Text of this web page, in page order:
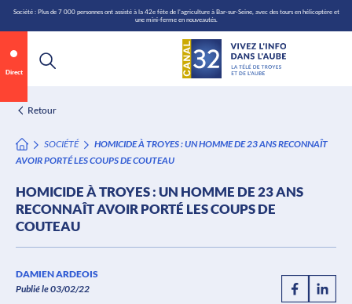
Aller
au
contenu
Société : Plus de 7 000 personnes ont assisté à la 42e fête de l'agriculture à Bar-sur-Seine, avec des tours en hélicoptère et
une mini-ferme en nouveautés.
Direct
Retour
SOCIÉTÉ
HOMICIDE À TROYES : UN HOMME DE 23 ANS RECONNAÎT
AVOIR PORTÉ LES COUPS DE COUTEAU
HOMICIDE À TROYES : UN HOMME DE 23 ANS
RECONNAÎT AVOIR PORTÉ LES COUPS DE
COUTEAU
DAMIEN ARDEOIS
Publié le 03/02/22
0:07 / 0:12